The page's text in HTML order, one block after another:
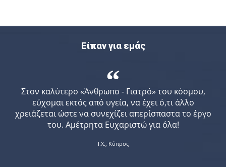
Είπαν για εμάς
“
Στον καλύτερο «Άνθρωπο - Γιατρό» του κόσμου,
εύχομαι εκτός από υγεία, να έχει ό,τι άλλο
χρειάζεται ώστε να συνεχίζει απερίσπαστα το έργο
του. Αμέτρητα Ευχαριστώ για όλα!
Ι.Χ., Κύπρος